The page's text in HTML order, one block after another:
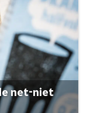
net-niet